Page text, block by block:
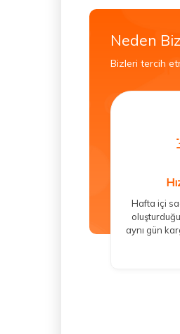
Neden
Bizleri tercih
Hafta içi
aynı gün